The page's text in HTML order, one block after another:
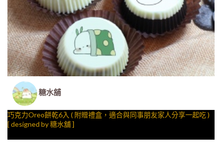
糖水舖
巧克力Oreo餅乾6入 ( 附贈禮盒，適合與同事朋友家人分享一起吃 )
[ designed by 糖水舖 ]